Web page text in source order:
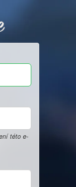
této e-